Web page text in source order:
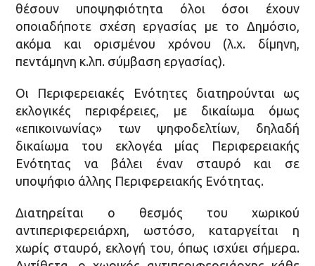
θέσουν υποψηφιότητα όλοι όσοι έχουν
οποιαδήποτε σχέση εργασίας με το Δημόσιο,
ακόμα και ορισμένου χρόνου (λ.χ. δίμηνη,
πεντάμηνη κ.λπ. σύμβαση εργασίας).
Οι Περιφερειακές Ενότητες διατηρούνται ως
εκλογικές περιφέρειες, με δικαίωμα όμως
«επικοινωνίας» των ψηφοδελτίων, δηλαδή
δικαίωμα του εκλογέα μίας Περιφερειακής
Ενότητας να βάλει έναν σταυρό και σε
υποψήφιο άλλης Περιφερειακής Ενότητας.
Διατηρείται ο θεσμός του χωρικού
αντιπεριφερειάρχη, ωστόσο, καταργείται η
χωρίς σταυρό, εκλογή του, όπως ισχύει σήμερα.